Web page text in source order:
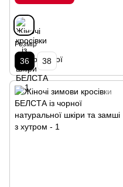
Розмір
36 38